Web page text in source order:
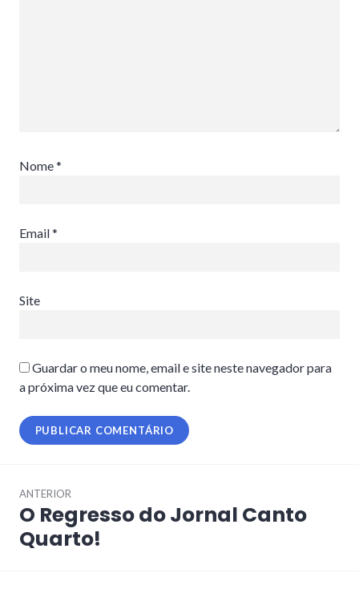
Nome*
Email*
Site
Guardar o meu nome, email e site neste navegador para
a próxima vez que eu comentar.
de
artigos
ANTERIOR
Artigo
anterior:
O Regresso do Jornal Canto
Quarto!